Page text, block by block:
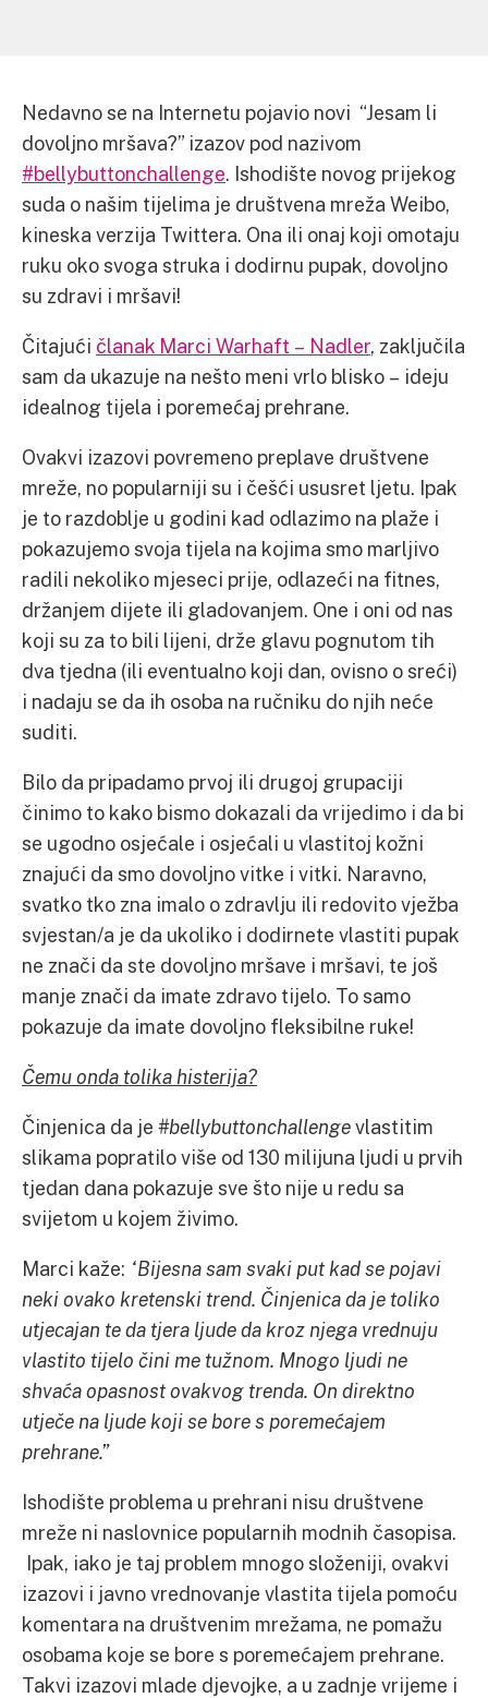
Nedavno se na Internetu pojavio novi “Jesam li
dovoljno mršava?” izazov pod nazivom
#bellybuttonchallenge. Ishodište novog prijekog
suda o našim tijelima je društvena mreža Weibo,
kineska verzija Twittera. Ona ili onaj koji omotaju
ruku oko svoga struka i dodirnu pupak, dovoljno
su zdravi i mršavi!
Čitajući članak Marci Warhaft – Nadler, zaključila
sam da ukazuje na nešto meni vrlo blisko – ideju
idealnog tijela i poremećaj prehrane.
Ovakvi izazovi povremeno preplave društvene
mreže, no popularniji su i češći ususret ljetu. Ipak
je to razdoblje u godini kad odlazimo na plaže i
pokazujemo svoja tijela na kojima smo marljivo
radili nekoliko mjeseci prije, odlazeći na fitnes,
držanjem dijete ili gladovanjem. One i oni od nas
koji su za to bili lijeni, drže glavu pognutom tih
dva tjedna (ili eventualno koji dan, ovisno o sreći)
i nadaju se da ih osoba na ručniku do njih neće
suditi.
Bilo da pripadamo prvoj ili drugoj grupaciji
činimo to kako bismo dokazali da vrijedimo i da bi
se ugodno osjećale i osjećali u vlastitoj kožni
znajući da smo dovoljno vitke i vitki. Naravno,
svatko tko zna imalo o zdravlju ili redovito vježba
svjestan/a je da ukoliko i dodirnete vlastiti pupak
ne znači da ste dovoljno mršave i mršavi, te još
manje znači da imate zdravo tijelo. To samo
pokazuje da imate dovoljno fleksibilne ruke!
Čemu onda tolika histerija?
Činjenica da je #bellybuttonchallengevlastitim
slikama popratilo više od 130 milijuna ljudi u prvih
tjedan dana pokazuje sve što nije u redu sa
svijetom u kojem živimo.
Marci kaže: “Bijesna sam svaki put kad se pojavi
neki ovako kretenski trend. Činjenica da je toliko
utjecajan te da tjera ljude da kroz njega vrednuju
vlastito tijelo čini me tužnom. Mnogo ljudi ne
shvaća opasnost ovakvog trenda. On direktno
utječe na ljude koji se bore s poremećajem
prehrane.”
Ishodište problema u prehrani nisu društvene
mreže ni naslovnice popularnih modnih časopisa.
Ipak, iako je taj problem mnogo složeniji, ovakvi
izazovi i javno vrednovanje vlastita tijela pomoću
komentara na društvenim mrežama, ne pomažu
osobama koje se bore s poremećajem prehrane.
Takvi izazovi mlade djevojke, a u zadnje vrijeme i